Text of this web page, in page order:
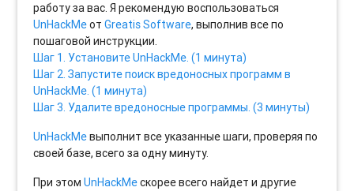
работу за вас. Я рекомендую воспользоваться
UnHackMeотGreatis Software, выполнив все по
пошаговой инструкции.
Шаг 1. Установите UnHackMe. (1 минута)
Шаг 2. Запустите поиск вредоносных программ в
UnHackMe. (1 минута)
Шаг 3. Удалите вредоносные программы. (3 минуты)
UnHackMeвыполнит все указанные шаги, проверяя по
своей базе, всего за одну минуту.
При этомUnHackMeскорее всего найдет и другие